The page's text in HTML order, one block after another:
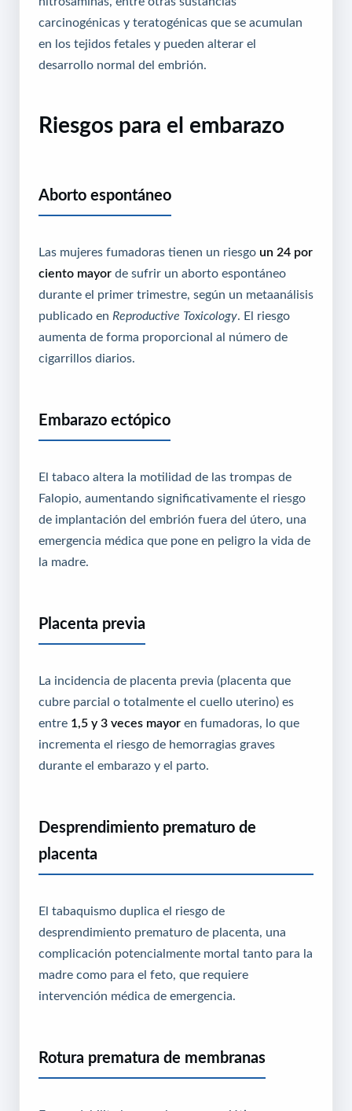
carcinogénicas y teratogénicas que se acumulan
en los tejidos fetales y pueden alterar el
desarrollo normal del embrión.
Riesgos para el embarazo
Aborto espontáneo
Las mujeres fumadoras tienen un riesgo un 24 por
ciento mayor de sufrir un aborto espontáneo
durante el primer trimestre, según un metaanálisis
publicado en Reproductive Toxicology . El riesgo
aumenta de forma proporcional al número de
cigarrillos diarios.
Embarazo ectópico
El tabaco altera la motilidad de las trompas de
Falopio, aumentando significativamente el riesgo
de implantación del embrión fuera del útero, una
emergencia médica que pone en peligro la vida de
la madre.
Placenta previa
La incidencia de placenta previa (placenta que
cubre parcial o totalmente el cuello uterino) es
entre 1,5 y 3 veces mayor en fumadoras, lo que
incrementa el riesgo de hemorragias graves
durante el embarazo y el parto.
Desprendimiento prematuro de
placenta
El tabaquismo duplica el riesgo de
desprendimiento prematuro de placenta, una
complicación potencialmente mortal tanto para la
madre como para el feto, que requiere
intervención médica de emergencia.
Rotura prematura de membranas